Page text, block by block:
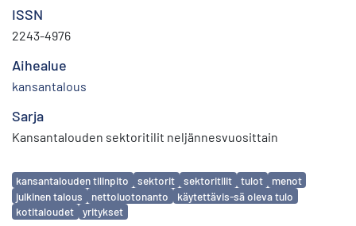
ISSN
2243-4976
Aihealue
kansantalous
Sarja
Kansantalouden sektoritilit neljännesvuosittain
Avainsanat
kansantalouden tilinpito sektorit sektoritilit tulot
menot
julkinen talous
nettoluotonanto
käytettävis-sä oleva tulo
kotitaloudet
yritykset